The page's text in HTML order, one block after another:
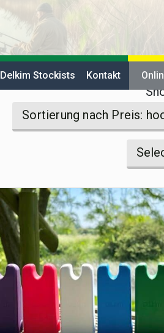
Delkim Stockists Kontakt
Sortierung nach Preis:
Select
a
Select
category